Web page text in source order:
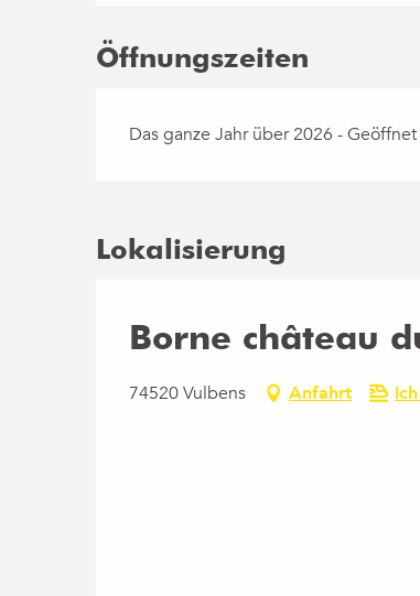
Öffnungszeiten
Das ganze Jahr über 2026 -
Lokalisierung
Borne château
74520 Vulbens Anfahrt